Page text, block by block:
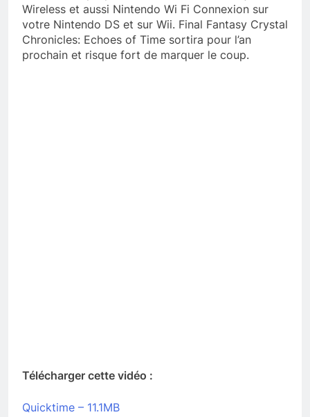
Wireless et aussi Nintendo Wi Fi Connexion sur
votre Nintendo DS et sur Wii. Final Fantasy Crystal
Chronicles: Echoes of Time sortira pour l’an
prochain et risque fort de marquer le coup.
Télécharger cette vidéo :
Quicktime – 11.1MB